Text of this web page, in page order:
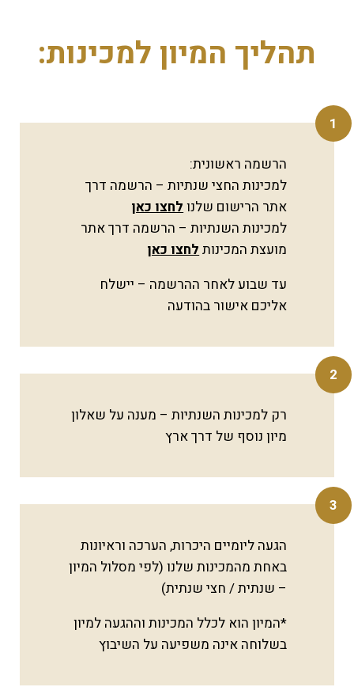
תהליך המיון למכינות:
1
הרשמה ראשונית:
למכינות החצי שנתיות – הרשמה דרך
אתר הרישום שלנו לחצו כאן
למכינות השנתיות – הרשמה דרך אתר
מועצת המכינות לחצו כאן
עד שבוע לאחר ההרשמה – יישלח
אליכם אישור בהודעה
2
רק למכינות השנתיות – מענה על שאלון
מיון נוסף של דרך ארץ
3
הגעה ליומיים היכרות, הערכה וראיונות
באחת מהמכינות שלנו (לפי מסלול המיון
– שנתית / חצי שנתית)
*המיון הוא לכלל המכינות וההגעה למיון
בשלוחה אינה משפיעה על השיבוץ